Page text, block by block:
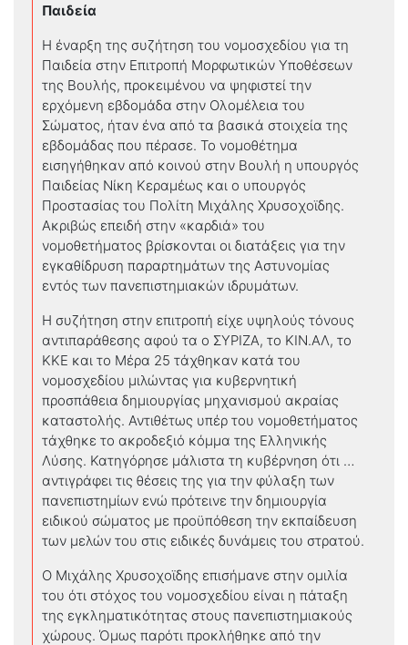
Παιδεία
Η έναρξη της συζήτηση του νομοσχεδίου για τη
Παιδεία στην Επιτροπή Μορφωτικών Υποθέσεων
της Βουλής, προκειμένου να ψηφιστεί την
ερχόμενη εβδομάδα στην Ολομέλεια του
Σώματος, ήταν ένα από τα βασικά στοιχεία της
εβδομάδας που πέρασε. Το νομοθέτημα
εισηγήθηκαν από κοινού στην Βουλή η υπουργός
Παιδείας Νίκη Κεραμέως και ο υπουργός
Προστασίας του Πολίτη Μιχάλης Χρυσοχοϊδης.
Ακριβώς επειδή στην «καρδιά» του
νομοθετήματος βρίσκονται οι διατάξεις για την
εγκαθίδρυση παραρτημάτων της Αστυνομίας
εντός των πανεπιστημιακών ιδρυμάτων.
Η συζήτηση στην επιτροπή είχε υψηλούς τόνους
αντιπαράθεσης αφού τα ο ΣΥΡΙΖΑ, το ΚΙΝ.ΑΛ, το
ΚΚΕ και το Μέρα 25 τάχθηκαν κατά του
νομοσχεδίου μιλώντας για κυβερνητική
προσπάθεια δημιουργίας μηχανισμού ακραίας
καταστολής. Αντιθέτως υπέρ του νομοθετήματος
τάχθηκε το ακροδεξιό κόμμα της Ελληνικής
Λύσης. Κατηγόρησε μάλιστα τη κυβέρνηση ότι …
αντιγράφει τις θέσεις της για την φύλαξη των
πανεπιστημίων ενώ πρότεινε την δημιουργία
ειδικού σώματος με προϋπόθεση την εκπαίδευση
των μελών του στις ειδικές δυνάμεις του στρατού.
Ο Μιχάλης Χρυσοχοϊδης επισήμανε στην ομιλία
του ότι στόχος του νομοσχεδίου είναι η πάταξη
της εγκληματικότητας στους πανεπιστημιακούς
χώρους. Όμως παρότι προκλήθηκε από την